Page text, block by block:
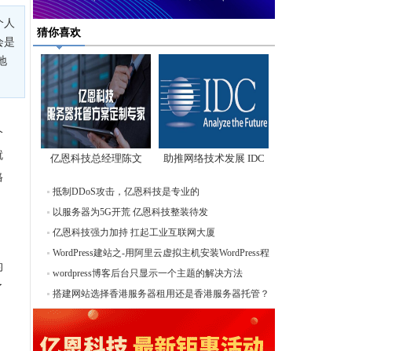
人
是
猜你喜欢
亿恩科技总经理陈文
先
助推网络技术发展 IDC
抵制DDoS攻击，亿恩科技是专业的
以服务器为5G开荒 亿恩科技整装待发
亿恩科技强力加持 扛起工业互联网大厦
WordPress建站之-用阿里云虚拟主机安装WordPress程
序！
wordpress博客后台只显示一个主题的解决方法
搭建网站选择香港服务器租用还是香港服务器托管？